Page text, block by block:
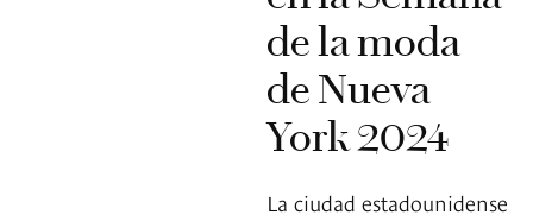
de la moda
de Nueva
York 2024
La ciudad estadounidense